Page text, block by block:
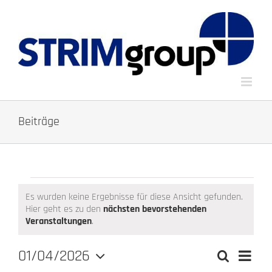
Beiträge
Veranstaltungen
Hinweis
Es wurden keine Ergebnisse für diese Ansicht gefunden.
Hier geht es zu den nächsten bevorstehenden
Veranstaltungen.
SucheMonat
01/04/2026